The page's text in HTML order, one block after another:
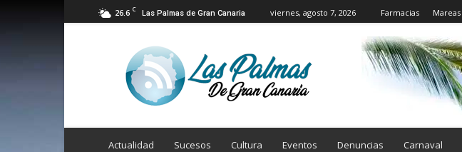
26.6 C Las Palmas de Gran Canaria viernes, agosto 7, 2026 Farmacias Mareas
Las
Palmas
de
Canaria
Actualidad Sucesos Cultura Eventos Denuncias Carnaval